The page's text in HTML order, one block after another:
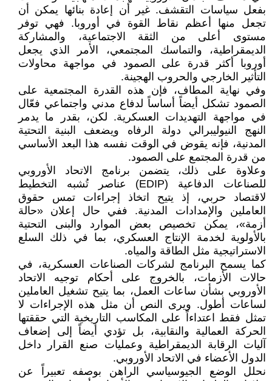
بفعل سياسات التقشف. غير أن إعادة بنائها يمكن أن
تجعل منها أعظم نقاط القوة في أوروبا. فهي توفر
مستوى أعلى من الثقة الاجتماعية، والمشاركة
الديمقراطية، والتماسك المجتمعي، الأمر الذي يجعل
أوروبا أكثر قدرة على الصمود في مواجهة محاولات
التأثير الخارجي والحروب الهجينة.
وفي نهاية المطاف، فإن هذه القدرة المجتمعية على
الصمود تشكل أيضاً أساساً لدفاع مدني واجتماعي فعّال
في مواجهة التهديدات العسكرية. لكن، بقدر ما يدمر
النهج النيوليبرالي دولة الرفاه ويضعف البنية التحتية
المدنية، فإنه يقوض في الوقت نفسه هذا البعد الأساسي
من قدرة المجتمع على الصمود.
وعلاوة على ذلك، يتضمن برنامج الاتحاد الأوروبي
للصناعات الدفاعية (EDIP) عناصر تُشبه التخطيط
لاقتصاد حربي، إذ يتيح اتخاذ إجراءات تمس حقوق
العاملين والإمدادات المدنية. ففي حال إعلان «حالة
أزمة»، يمكن تخصيص بعض الموارد والبنى التحتية
بالأولوية لخدمة الإنتاج العسكري، بما في ذلك السلع
الاستراتيجية مثل الطاقة والمياه.
كما يسمح البرنامج لشركات الصناعات العسكرية، في
حالات الأزمات، بالخروج على أحكام توجيه الاتحاد
الأوروبي بشأن ساعات العمل، بما يتيح تشغيل العاملين
لساعات أطول. ويرى النص أن مثل هذه الإجراءات لا
تمثل فقط اعتداءاً على المكاسب التاريخية التي حققتها
الحركة العمالية والنقابية، بل تؤدي أيضاً إلى إضعاف
آليات الرقابة الديمقراطية وعمليات صنع القرار داخل
الدول الأعضاء في الاتحاد الأوروبي.
نحلل الوضع الجيوسياسي الراهن بوصفه تعبيراً عن